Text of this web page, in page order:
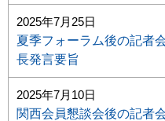
2025年7月25日
夏季フォーラム後の記者
長発言要旨
2025年7月10日
関西会員懇談会後の記者